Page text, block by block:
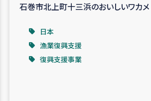
への食料支援と農家生産支援
公園の緑化を通じた支援事業
石巻市北上町十三浜のおいしいワカメ
日本
漁業復興支援
復興支援事業